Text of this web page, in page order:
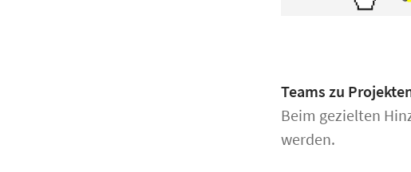
Teams zu
Beim gezielten
werden.